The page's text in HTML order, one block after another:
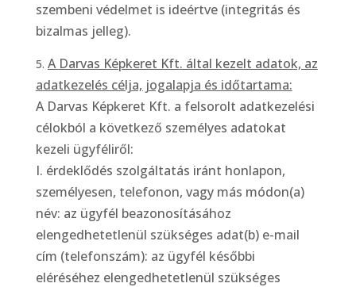
szembeni védelmet is ideértve (integritás és
bizalmas jelleg).
A Darvas Képkeret Kft. által kezelt adatok, az
adatkezelés célja, jogalapja és időtartama:
A Darvas Képkeret Kft. a felsorolt adatkezelési
célokból a következő személyes adatokat
kezeli ügyféliről:
I. érdeklődés szolgáltatás iránt honlapon,
személyesen, telefonon, vagy más módon(a)
név: az ügyfél beazonosításához
elengedhetetlenül szükséges adat(b) e-mail
cím (telefonszám): az ügyfél későbbi
eléréséhez elengedhetetlenül szükséges